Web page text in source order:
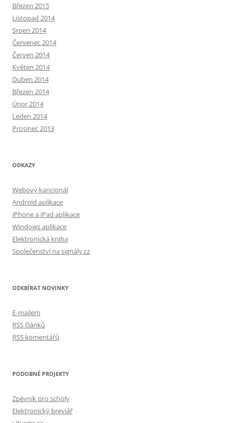
Březen 2015
Listopad 2014
Srpen 2014
Červenec 2014
Červen 2014
Květen 2014
Duben 2014
Březen 2014
Únor 2014
Leden 2014
Prosinec 2013
ODKAZY
Webový kancionál
Android aplikace
iPhone a iPad aplikace
Windows aplikace
Elektronická kniha
Společenství na signály.cz
ODEBÍRAT NOVINKY
E-mailem
RSS článků
RSS komentářů
PODOBNÉ PROJEKTY
Zpěvník pro scholy
Elektronický breviář